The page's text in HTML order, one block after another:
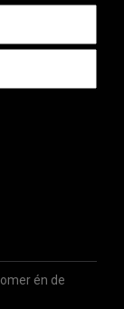
én de